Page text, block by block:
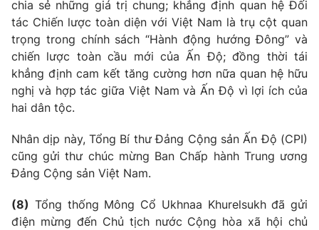
chia sẻ những giá trị chung; khẳng định quan hệ Đối
tác Chiến lược toàn diện với Việt Nam là trụ cột quan
trọng trong chính sách “Hành động hướng Đông” và
chiến lược toàn cầu mới của Ấn Độ; đồng thời tái
khẳng định cam kết tăng cường hơn nữa quan hệ hữu
nghị và hợp tác giữa Việt Nam và Ấn Độ vì lợi ích của
hai dân tộc.
Nhân dịp này, Tổng Bí thư Đảng Cộng sản Ấn Độ (CPI)
cũng gửi thư chúc mừng Ban Chấp hành Trung ương
Đảng Cộng sản Việt Nam.
(8) Tổng thống Mông Cổ Ukhnaa Khurelsukh đã gửi
điện mừng đến Chủ tịch nước Cộng hòa xã hội chủ